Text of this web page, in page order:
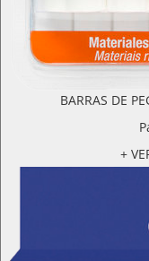
BARRAS DE
+